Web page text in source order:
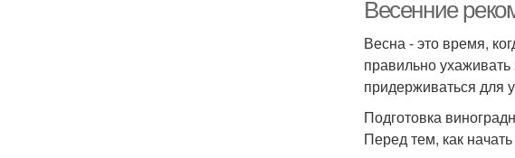
Весенние
Весна - это время,
правильно
придерживаться для
Подготовка
Перед тем, как